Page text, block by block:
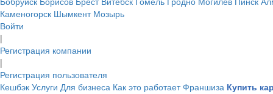
Каменогорск Шымкент Мозырь
Войти
|
Регистрация компании
|
Регистрация пользователя
Кешбэк Услуги Для бизнеса Как это работает Франшиза Купить